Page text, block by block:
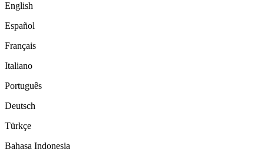
English
Español
Français
Italiano
Português
Deutsch
Türkçe
Bahasa Indonesia